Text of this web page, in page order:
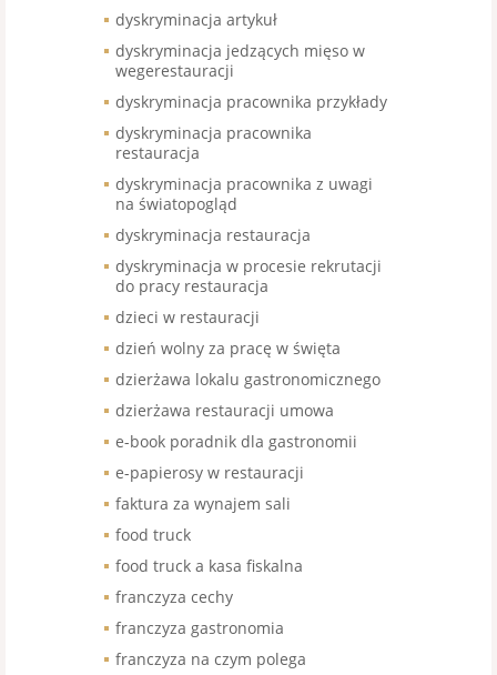
dyskryminacja artykuł
dyskryminacja jedzących mięso w
wegerestauracji
dyskryminacja pracownika przykłady
dyskryminacja pracownika
restauracja
dyskryminacja pracownika z uwagi
na światopogląd
dyskryminacja restauracja
dyskryminacja w procesie rekrutacji
do pracy restauracja
dzieci w restauracji
dzień wolny za pracę w święta
dzierżawa lokalu gastronomicznego
dzierżawa restauracji umowa
e-book poradnik dla gastronomii
e-papierosy w restauracji
faktura za wynajem sali
food truck
food truck a kasa fiskalna
franczyza cechy
franczyza gastronomia
franczyza na czym polega